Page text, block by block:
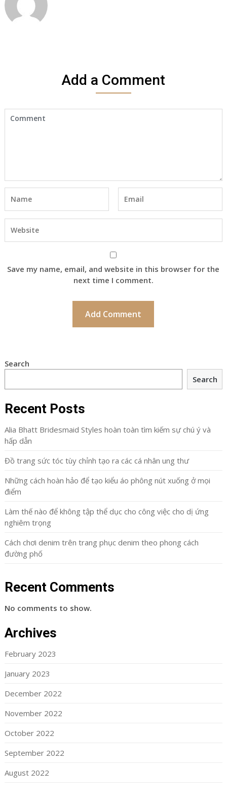
Add a Comment
Save my name, email, and website in this browser for the
next time I comment.
Search
Search
Recent Posts
Alia Bhatt Bridesmaid Styles hoàn toàn tìm kiếm sự chú ý và
hấp dẫn
Đồ trang sức tóc tùy chỉnh tạo ra các cá nhân ung thư
Những cách hoàn hảo để tạo kiểu áo phông nút xuống ở mọi
điểm
Làm thế nào để không tập thể dục cho công việc cho dị ứng
nghiêm trọng
Cách chơi denim trên trang phục denim theo phong cách
đường phố
Recent Comments
No comments to show.
Archives
February 2023
January 2023
December 2022
November 2022
October 2022
September 2022
August 2022